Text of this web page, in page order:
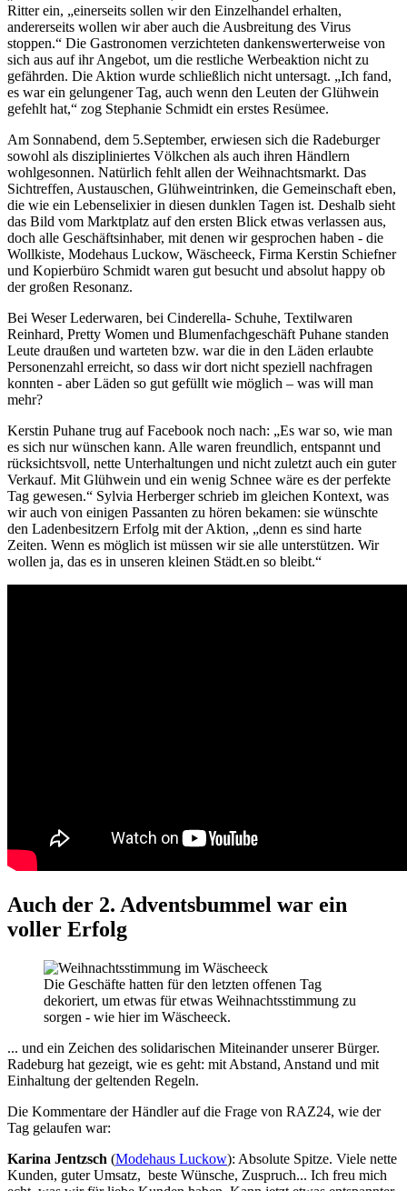
Ritter ein, „einerseits sollen wir den Einzelhandel erhalten,
andererseits wollen wir aber auch die Ausbreitung des Virus
stoppen.“ Die Gastronomen verzichteten dankenswerterweise von
sich aus auf ihr Angebot, um die restliche Werbeaktion nicht zu
gefährden. Die Aktion wurde schließlich nicht untersagt. „Ich fand,
es war ein gelungener Tag, auch wenn den Leuten der Glühwein
gefehlt hat,“ zog Stephanie Schmidt ein erstes Resümee.
Am Sonnabend, dem 5.September, erwiesen sich die Radeburger
sowohl als diszipliniertes Völkchen als auch ihren Händlern
wohlgesonnen. Natürlich fehlt allen der Weihnachtsmarkt. Das
Sichtreffen, Austauschen, Glühweintrinken, die Gemeinschaft eben,
die wie ein Lebenselixier in diesen dunklen Tagen ist. Deshalb sieht
das Bild vom Marktplatz auf den ersten Blick etwas verlassen aus,
doch alle Geschäftsinhaber, mit denen wir gesprochen haben - die
Wollkiste, Modehaus Luckow, Wäscheeck, Firma Kerstin Schiefner
und Kopierbüro Schmidt waren gut besucht und absolut happy ob
der großen Resonanz.
Bei Weser Lederwaren, bei Cinderella- Schuhe, Textilwaren
Reinhard, Pretty Women und Blumenfachgeschäft Puhane standen
Leute draußen und warteten bzw. war die in den Läden erlaubte
Personenzahl erreicht, so dass wir dort nicht speziell nachfragen
konnten - aber Läden so gut gefüllt wie möglich – was will man
mehr?
Kerstin Puhane trug auf Facebook noch nach: „Es war so, wie man
es sich nur wünschen kann. Alle waren freundlich, entspannt und
rücksichtsvoll, nette Unterhaltungen und nicht zuletzt auch ein guter
Verkauf. Mit Glühwein und ein wenig Schnee wäre es der perfekte
Tag gewesen.“ Sylvia Herberger schrieb im gleichen Kontext, was
wir auch von einigen Passanten zu hören bekamen: sie wünschte
den Ladenbesitzern Erfolg mit der Aktion, „denn es sind harte
Zeiten. Wenn es möglich ist müssen wir sie alle unterstützen. Wir
wollen ja, das es in unseren kleinen Städt.en so bleibt.“
Auch der 2. Adventsbummel war ein
voller Erfolg
Die Geschäfte hatten für den letzten offenen Tag
dekoriert, um etwas für etwas Weihnachtsstimmung zu
sorgen - wie hier im Wäscheeck.
... und ein Zeichen des solidarischen Miteinander unserer Bürger.
Radeburg hat gezeigt, wie es geht: mit Abstand, Anstand und mit
Einhaltung der geltenden Regeln.
Die Kommentare der Händler auf die Frage von RAZ24, wie der
Tag gelaufen war:
Karina Jentzsch (Modehaus Luckow): Absolute Spitze. Viele nette
Kunden, guter Umsatz, beste Wünsche, Zuspruch... Ich freu mich